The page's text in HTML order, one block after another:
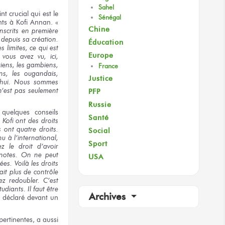
crucial qui est le
à Kofi Annan. «
en première
depuis sa création.
limites, ce qui est
avez vu, ici,
les gambiens,
les ougandais,
Nous sommes
pas seulement
conseils
Kofiontdes droits
ontquatre droits.
à l’international,
le droit d’avoir
On ne peut
Voilà les droits
plus de contrôle
redoubler. C’est
Il fautêtre
devant un
a aussi
Sahel
Sénégal
Chine
Éducation
Europe
France
Justice
PFP
Russie
Santé
Social
Sport
USA
Archives